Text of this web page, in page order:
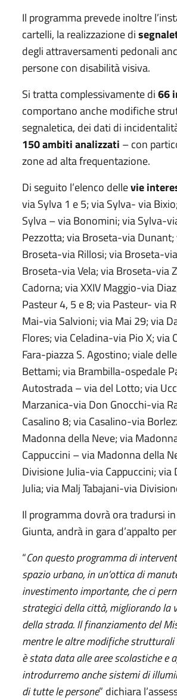
Il programma prevede inoltre
cartelli, la realizzazione di
degli attraversamenti pedonali
persone con disabilità visiva.
Si tratta complessivamente di66
comportano anche modifiche
segnaletica, dei dati di
150 ambiti analizzati – con
zone ad alta frequentazione.
Di seguito l’elenco dellevie
via Sylva 1 e 5; via Sylva- via
Sylva – via Bonomini; via Sylva-
Pezzotta; via Broseta-via
Broseta-via Rillosi; via Broseta-
Broseta-via Vela; via Broseta-via
Cadorna; via XXIV Maggio-via
Pasteur 4, 5 e 8; via Pasteur- via
Mai-via Salvioni; via Mai 29; via
Flores; via Celadina-via Pio X; via
Fara-piazza S. Agostino; viale
Bettami; via Brambilla-ospedale
Autostrada – via del Lotto; via
Marzanica-via Don Gnocchi-via
Casalino 8; via Casalino-via
Madonna della Neve; via
Cappuccini – via Madonna della
Divisione Julia-via Cappuccini;
Julia; via Malj Tabajani-via
Il programma dovrà ora tradursi
Giunta, andrà in gara d’appalto
“Con questo programma di
spazio urbano, in un’ottica di
investimento importante, che ci
strategici della città, migliorando la
della strada. Il finanziamento del
mentre le altre modifiche
è stata data alle aree scolastiche
introdurremo anche sistemi di
di tutte le persone” dichiara